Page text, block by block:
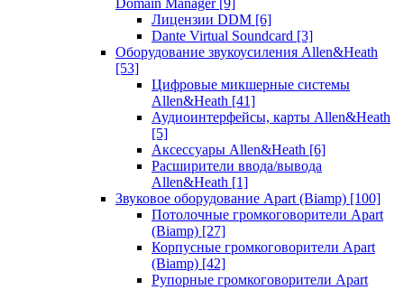
Domain Manager [9]
Лицензии DDM [6]
Dante Virtual Soundcard [3]
Оборудование звукоусиления Allen&Heath
[53]
Цифровые микшерные системы
Allen&Heath [41]
Аудиоинтерфейсы, карты Allen&Heath
[5]
Аксессуары Allen&Heath [6]
Расширители ввода/вывода
Allen&Heath [1]
Звуковое оборудование Apart (Biamp) [100]
Потолочные громкоговорители Apart
(Biamp) [27]
Корпусные громкоговорители Apart
(Biamp) [42]
Рупорные громкоговорители Apart